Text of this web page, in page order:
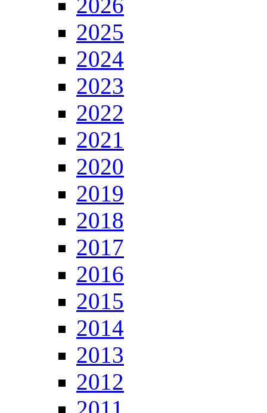
2026
2025
2024
2023
2022
2021
2020
2019
2018
2017
2016
2015
2014
2013
2012